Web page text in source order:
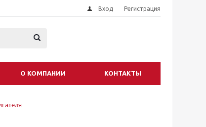
Вход Регистрация
О КОМПАНИИ КОНТАКТЫ